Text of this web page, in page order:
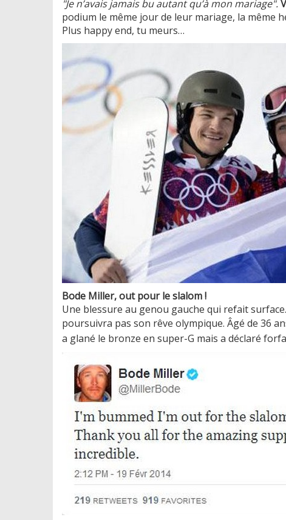
"Je n’avais jamais bu autant qu’à mon mariage".
podium le même jour de leur mariage, la même
Plus happy end, tu meurs…
Bode Miller, out pour le slalom !
Une blessure au genou gauche qui refait
poursuivra pas son rêve olympique. Âgé de 36
a glané le bronze en super-G mais a déclaré